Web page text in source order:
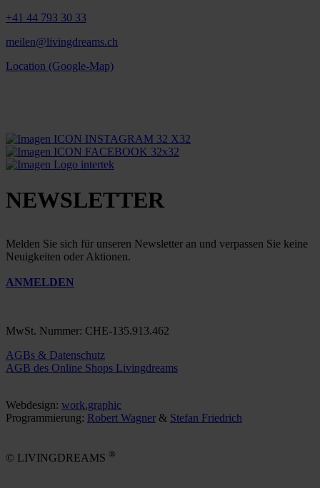
+41 44 793 30 33
meilen@livingdreams.ch
Location (Google-Map)
NEWSLETTER
Melden Sie sich für unseren Newsletter an und verpassen Sie keine
Neuigkeiten oder Aktionen.
ANMELDEN
MwSt. Nummer: CHE-135.913.462
AGBs & Datenschutz
AGB des Online Shops Livingdreams
Webdesign: work.graphic
Programmierung: Robert Wagner & Stefan Friedrich
© LIVINGDREAMS ®